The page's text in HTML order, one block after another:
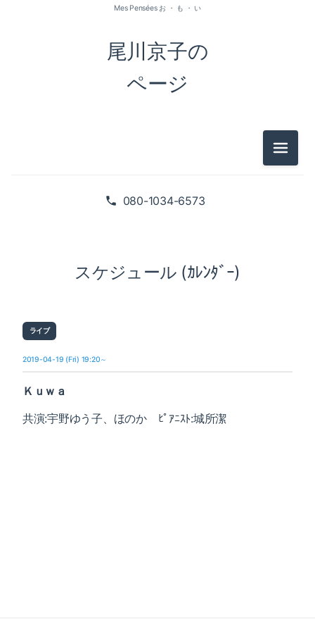
080-1034-6573
尾川京子の
ページ
Mes Pensées お ・ も ・ い
メニュ
スケジュール (ｶﾚﾝﾀﾞｰ)
ライブ
2019-04-19 (Fri) 19:20～
Ｋｕｗａ
共演:宇野ゆう子、ほのか ﾋﾟｱﾆｽﾄ:城所潔